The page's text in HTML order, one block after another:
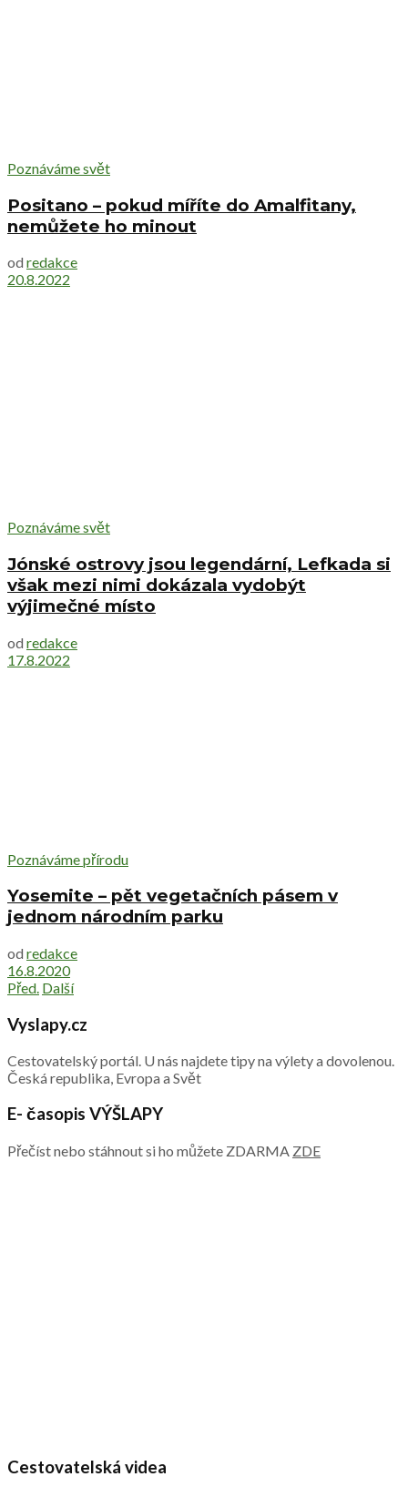
Poznáváme svět
Positano – pokud míříte do Amalfitany,
nemůžete ho minout
od redakce
20.8.2022
Poznáváme svět
Jónské ostrovy jsou legendární, Lefkada si
však mezi nimi dokázala vydobýt
výjimečné místo
od redakce
17.8.2022
Poznáváme přírodu
Yosemite – pět vegetačních pásem v
jednom národním parku
od redakce
16.8.2020
Před. Další
Vyslapy.cz
Cestovatelský portál. U nás najdete tipy na výlety a dovolenou.
Česká republika, Evropa a Svět
E- časopis VÝŠLAPY
Přečíst nebo stáhnout si ho můžete ZDARMA ZDE
Cestovatelská videa